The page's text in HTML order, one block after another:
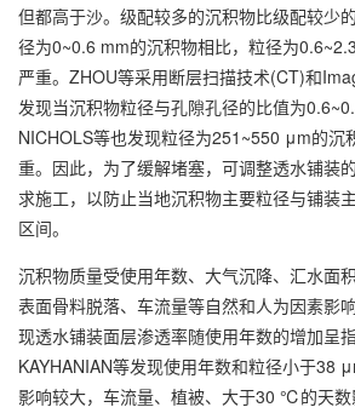
但都高于沙。级配较多的沉积物比级配较少
径为0~0.6 mm的沉积物相比，粒径为
严重。ZHOU等采用断层扫描技术(CT)和
发现当沉积物粒径与孔隙孔径的比值为
NICHOLS等也发现粒径为251~550 μm的沉
重。因此，为了缓解堵塞，可调整透水铺装
求施工，以防止当地沉积物主要粒径与铺装
区间。
沉积物质量受使用年数、大气沉降、汇水面
表面骨料脱落、车流量等自然和人为因素影
现透水铺装面层渗透率随使用年数的增加呈
KAYHANIAN等发现使用年数和粒径小于38
影响较大，车流量、植被、大于30 ℃的天